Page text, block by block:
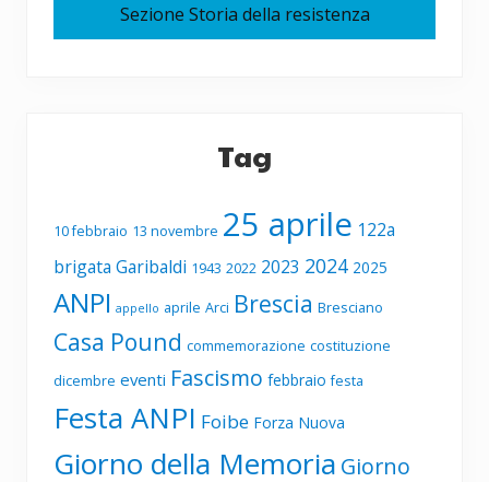
Sezione Storia della resistenza
Tag
10 febbraio 13 novembre 25 aprile 122a
brigata Garibaldi 1943 2022 2023 2024 2025
ANPI appello aprile Arci Brescia Bresciano
Casa Pound commemorazione costituzione
dicembre eventi Fascismo febbraio festa
Festa ANPI Foibe Forza Nuova
Giorno della Memoria Giorno